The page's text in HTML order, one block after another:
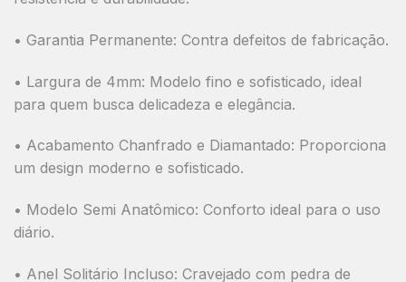
• Garantia Permanente: Contra defeitos de fabricação.
• Largura de 4mm: Modelo fino e sofisticado, ideal
para quem busca delicadeza e elegância.
• Acabamento Chanfrado e Diamantado: Proporciona
um design moderno e sofisticado.
• Modelo Semi Anatômico: Conforto ideal para o uso
diário.
• Anel Solitário Incluso: Cravejado com pedra de